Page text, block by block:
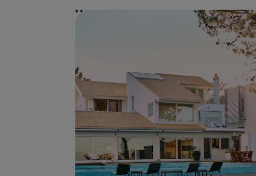
Suche nach Ferienhäusern